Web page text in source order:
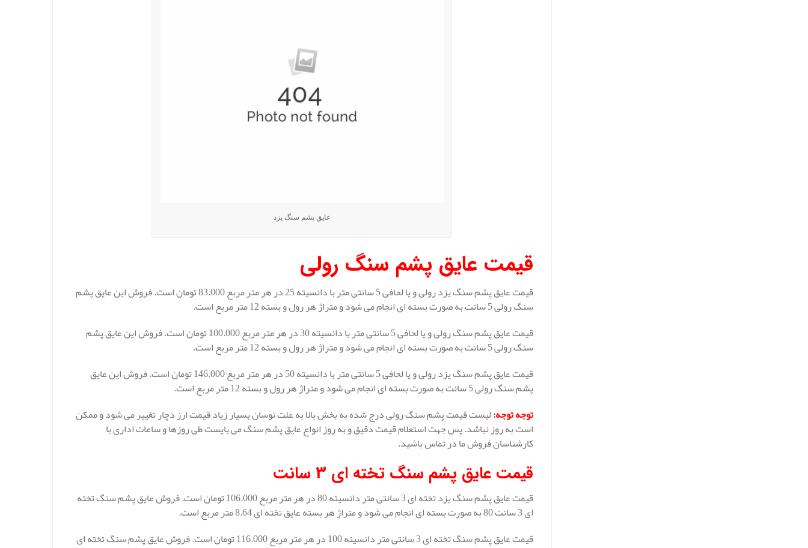
عایق پشم سنگ یزد
قیمت عایق پشم سنگ رولی
قیمت عایق پشم سنگ یزد رولی و یا لحافی 5 سانتی متر با دانسیته 25 در هر متر مربع 83.000 تومان است. فروش این عایق پشم
سنگ رولی 5 سانت به صورت بسته ای انجام می شود و متراژ هر رول و بسته 12 متر مربع است.
قیمت عایق پشم سنگ رولی و یا لحافی 5 سانتی متر با دانسیته 30 در هر متر مربع 100.000 تومان است. فروش این عایق پشم
سنگ رولی 5 سانت به صورت بسته ای انجام می شود و متراژ هر رول و بسته 12 متر مربع است.
قیمت عایق پشم سنگ یزد رولی و یا لحافی 5 سانتی متر با دانسیته 50 در هر متر مربع 146.000 تومان است. فروش این عایق
پشم سنگ رولی 5 سانت به صورت بسته ای انجام می شود و متراژ هر رول و بسته 12 متر مربع است.
توجه توجه:لیست قیمت پشم سنگ رولی درج شده به بخش بالا به علت نوسان بسیار زیاد قیمت ارز دچار تغییر می شود و ممکن
است به روز نباشد. پس جهت استعلام قیمت دقیق و به روز انواع عایق پشم سنگ می بایست طی روزها و ساعات اداری با
کارشناسان فروش ما در تماس باشید.
قیمت عایق پشم سنگ تخته ای 3 سانت
قیمت عایق پشم سنگ یزد تخته ای 3 سانتی متر دانسیته 80 در هر متر مربع 106.000 تومان است. فروش عایق پشم سنگ تخته
ای 3 سانت 80 به صورت بسته ای انجام می شود و متراژ هر بسته عایق تخته ای 8.64 متر مربع است.
قیمت عایق پشم سنگ تخته ای 3 سانتی متر دانسیته 100 در هر متر مربع 116.000 تومان است. فروش عایق پشم سنگ تخته ای